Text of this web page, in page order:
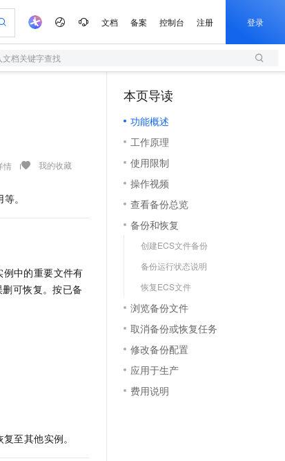
文档 备案 控制台 注册 登录
文档关键字查找
情 我的收藏
。
例中的重要文件有
可恢复。按已备
至其他实例。
本页导读
功能概述
工作原理
使用限制
操作视频
查看备份总览
备份和恢复
创建ECS文件备份
备份运行状态说明
恢复ECS文件
浏览备份文件
取消备份或恢复任务
修改备份配置
应用于生产
费用说明
细节丰富
语音识别与合成
Qwen3-TTS-Flash
千问办公 NEW
的服务
存储分析服务
26年服务口碑，超过4000万个域名在这里注册，域名注册快人一步
容器计算服务 ACS
边缘节点服务 ENS
人工智能平台 PAI
一站式AI开发、训练和推理服务
弹性内容分发服务加快向终端分发内容
基于 Hologres 快速构建企业级数据分析 Agent
效搭建 AI 应用
低成本、高性能的湖仓一体化架构
AI 剧本生成与动画创作
根据图文生成剧本，快速实现动画创作
与 AI 智能体进行实时音视频通话
基于 RAGFlow 构建私有知识问答应用
一键激活电商全链路生产力
效打造优质广告素材
本、分镜、视频高效生成
AI 活动
AI 生产力先锋
先锋实践拓展 AI 生产力的边界
飞天发布时刻
所见，即是所愿
AI 实训营
从基础到进阶，Agent 创客手把手教你
创新加速
覆盖90%+业务场景，专享组合折扣价
精选AI产品，从模型到应用全链提效
AI 用量加速计划
新老同享，达量后返
5亿算力补贴
享不停
专业服务
公司注册
上云迁移
代维服务
SSL 证书
堡垒机
防火墙
主机安全
服务伙伴合作计划
Al MaaS 服务伙伴赋能合作
伙伴信用分合作计划
更多支持
合作伙伴培训与认证
查询合作伙伴
登录合作伙伴管理后台
开发者社区
镜像站
我要反馈
加入我们
校园招聘